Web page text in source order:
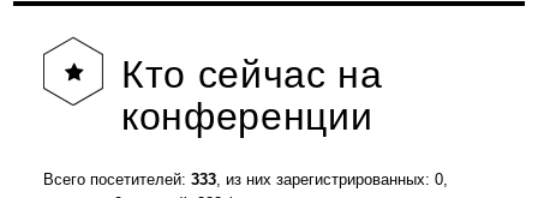
Кто сейчас на
конференции
Всего посетителей:333, из них зарегистрированных: 0,